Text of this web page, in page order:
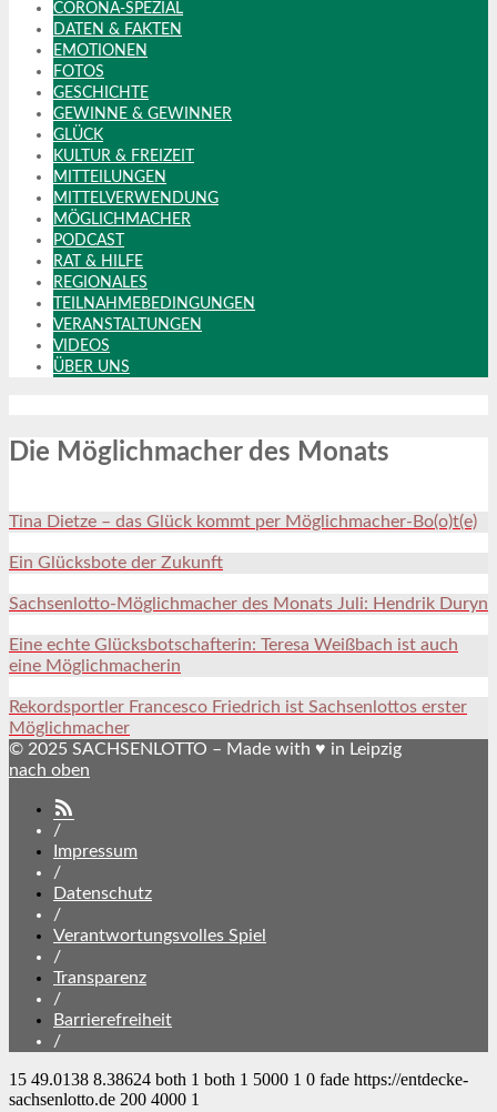
CORONA-SPEZIAL
DATEN & FAKTEN
EMOTIONEN
FOTOS
GESCHICHTE
GEWINNE & GEWINNER
GLÜCK
KULTUR & FREIZEIT
MITTEILUNGEN
MITTELVERWENDUNG
MÖGLICHMACHER
PODCAST
RAT & HILFE
REGIONALES
TEILNAHMEBEDINGUNGEN
VERANSTALTUNGEN
VIDEOS
ÜBER UNS
Die Möglichmacher des Monats
Tina Dietze – das Glück kommt per Möglichmacher-Bo(o)t(e)
Ein Glücksbote der Zukunft
Sachsenlotto-Möglichmacher des Monats Juli: Hendrik Duryn
Eine echte Glücksbotschafterin: Teresa Weißbach ist auch
eine Möglichmacherin
Rekordsportler Francesco Friedrich ist Sachsenlottos erster
Möglichmacher
© 2025 SACHSENLOTTO – Made with ♥ in Leipzig
nach oben
/
Impressum
/
Datenschutz
/
Verantwortungsvolles Spiel
/
Transparenz
/
Barrierefreiheit
/
15 49.0138 8.38624 both 1 both 1 5000 1 0 fade https://entdecke-
sachsenlotto.de 200 4000 1